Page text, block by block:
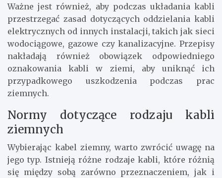
Ważne jest również, aby podczas układania kabli
przestrzegać zasad dotyczących oddzielania kabli
elektrycznych od innych instalacji, takich jak sieci
wodociągowe, gazowe czy kanalizacyjne. Przepisy
nakładają również obowiązek odpowiedniego
oznakowania kabli w ziemi, aby uniknąć ich
przypadkowego uszkodzenia podczas prac
ziemnych.
Normy dotyczące rodzaju kabli
ziemnych
Wybierając kabel ziemny, warto zwrócić uwagę na
jego typ. Istnieją różne rodzaje kabli, które różnią
się między sobą zarówno przeznaczeniem, jak i